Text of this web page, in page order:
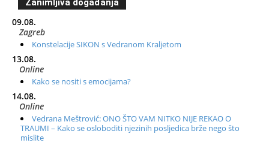
Zanimljiva događanja
09.08.
Zagreb
Konstelacije SIKON s Vedranom Kraljetom
13.08.
Online
Kako se nositi s emocijama?
14.08.
Online
Vedrana Meštrović: ONO ŠTO VAM NITKO NIJE REKAO O
TRAUMI – Kako se osloboditi njezinih posljedica brže nego što
mislite